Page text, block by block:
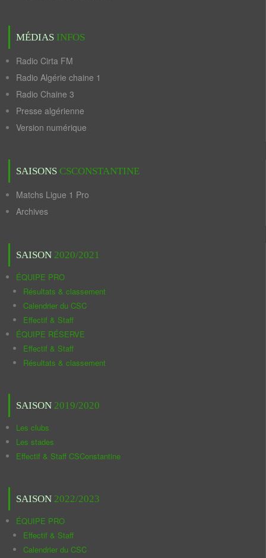
MÉDIAS INFOS
Radio Cirta FM
Radio Algérie chaine 1
Radio Chaine 3
Presse algérienne
Version numérique
SAISONS CSCONSTANTINE
Matchs Ligue 1 Pro
Archives
SAISON 2020/2021
ÉQUIPE PRO
Résultats & classement
Calendrier du CSC
Effectif & Staff
ÉQUIPE RÉSERVE
Effectif & Staff
Résultats & classement
SAISON 2019/2020
Les clubs
Les stades
Effectif & Staff CSConstantine
SAISON 2022/2023
ÉQUIPE PRO
Effectif & Staff
Calendrier du CSC